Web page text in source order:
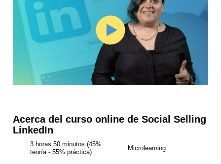
Acerca del curso online de Social Selling
LinkedIn
3 horas 50 minutos (45%
teoría - 55% práctica)
Microlearning